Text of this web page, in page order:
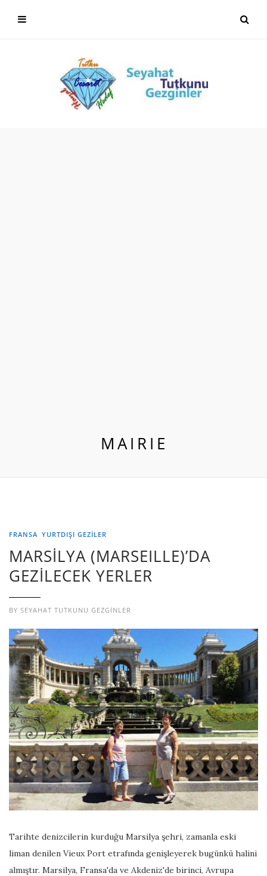
MAIRIE
FRANSA YURTDIŞI GEZILER
MARSİLYA (MARSEILLE)’DA
GEZİLECEK YERLER
BY SEYAHAT TUTKUNU GEZGINLER
Tarihte denizcilerin kurduğu Marsilya şehri, zamanla eski
liman denilen Vieux Port etrafında genişleyerek bugünkü halini
almıştır. Marsilya, Fransa'da ve Akdeniz'de birinci, Avrupa